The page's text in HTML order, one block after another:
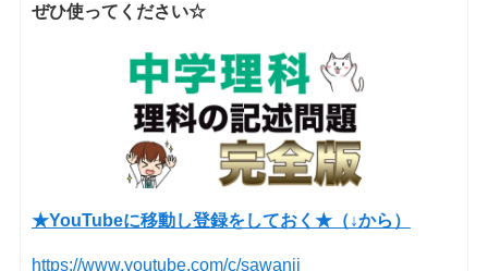
ぜひ使ってください☆
★YouTubeに移動し登録をしておく★（↓から）
https://www.youtube.com/c/sawanii